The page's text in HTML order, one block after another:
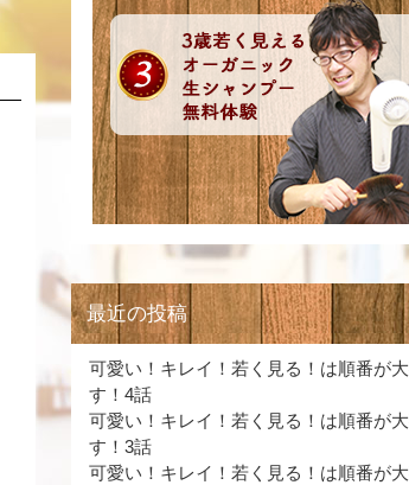
最近の投稿
可愛い！キレイ！若く見る！は順番が
す！4話
可愛い！キレイ！若く見る！は順番が
す！3話
可愛い！キレイ！若く見る！は順番が